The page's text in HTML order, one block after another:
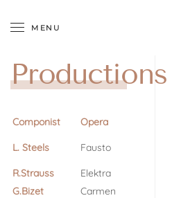
Accéder au contenu principal
MENU
Productions
Componist Opera
L. Steels Fausto
R.Strauss
Elektra
G.Bizet
Carmen